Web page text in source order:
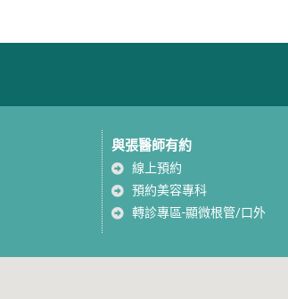
與張醫師有約
線上預約
預約美容專科
轉診專區-顯微根管/口外